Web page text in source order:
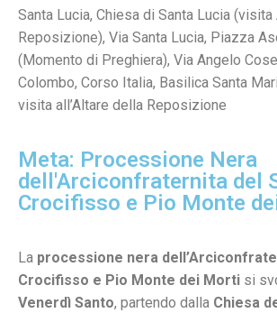
Santa Lucia, Chiesa di Santa Lucia
Reposizione), Via Santa Lucia, Piazza
(Momento di Preghiera), Via Angelo
Colombo, Corso Italia, Basilica Santa
visita all’Altare della Reposizione
Meta: Processione Nera
dell'Arciconfraternita del
Crocifisso e Pio Monte
La processione nera
Crocifisso e Pio Monte dei Morti si
Venerdì Santo, partendo dalla Chiesa